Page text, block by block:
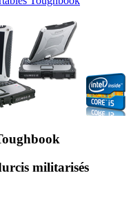
militarisés